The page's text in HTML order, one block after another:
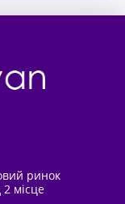
ринок
місце